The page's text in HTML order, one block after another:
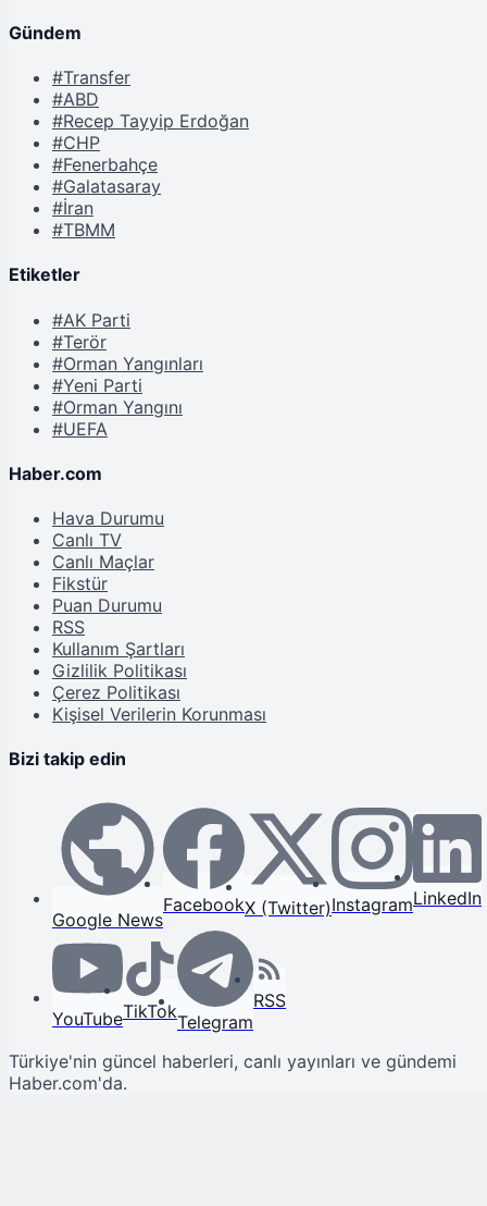
Gündem
#Transfer
#ABD
#Recep Tayyip Erdoğan
#CHP
#Fenerbahçe
#Galatasaray
#İran
#TBMM
Etiketler
#AK Parti
#Terör
#Orman Yangınları
#Yeni Parti
#Orman Yangını
#UEFA
Haber.com
Hava Durumu
Canlı TV
Canlı Maçlar
Fikstür
Puan Durumu
RSS
Kullanım Şartları
Gizlilik Politikası
Çerez Politikası
Kişisel Verilerin Korunması
Bizi takip edin
Google News
FacebookX (Twitter)InstagramLinkedIn
YouTubeTikTokTelegram
RSS
Türkiye'nin güncel haberleri, canlı yayınları ve gündemi
Haber.com'da.